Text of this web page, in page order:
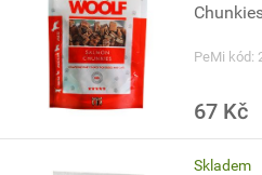
PeMi kód:
67 Kč
Skladem